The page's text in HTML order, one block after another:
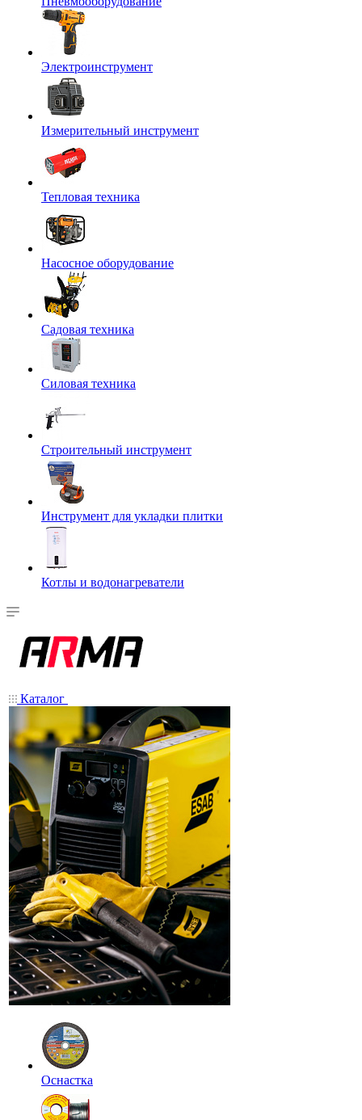
Электроинструмент
Измерительный инструмент
Тепловая техника
Насосное оборудование
Садовая техника
Силовая техника
Строительный инструмент
Инструмент для укладки плитки
Котлы и водонагреватели
Каталог
Оснастка